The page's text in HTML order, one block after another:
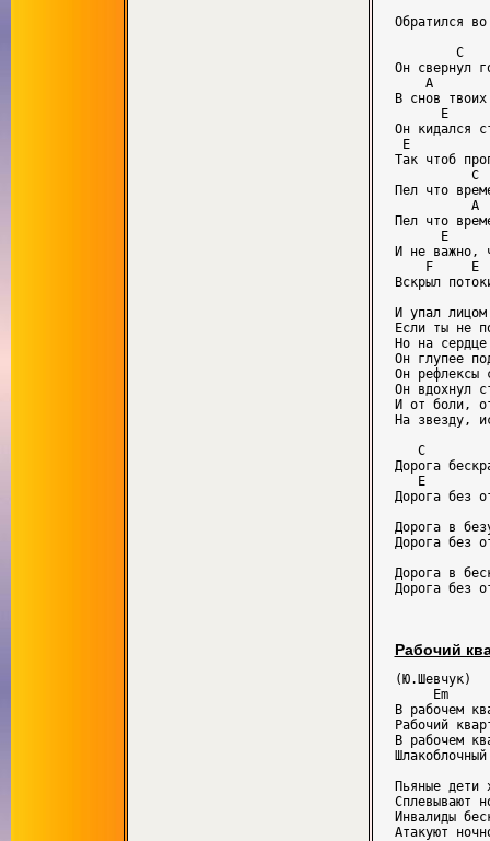
Обратился
        C
Он свернул
    A
В снов
E
Он кидался
E
Так чтоб
          C
Пел что
          A
Пел что
E
И не важно,
F     E
Вскрыл
И упал
Если ты не
Но на
Он глупее
Он рефлексы
Он вдохнул
И от боли,
На звезду,
C
Дорога
E
Дорога без
Дорога в
Дорога без
Дорога в
Рабочий
(Ю.Шевчук)
     Em
В рабочем
Рабочий
В рабочем
Пьяные дети
Сплевывают
Инвалиды
Атакуют